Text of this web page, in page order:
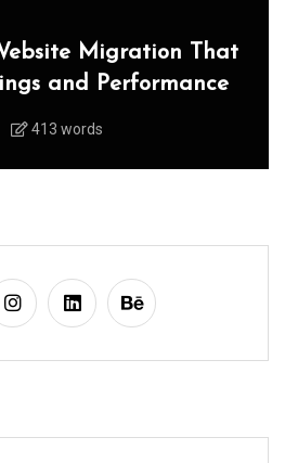
Migration That
and Performance
413 words